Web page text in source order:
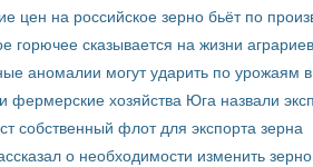
цен на российское зерно бьёт по
горючее сказывается на жизни аграриев
аномалии могут ударить по урожаям
фермерские хозяйства Юга назвали
собственный флот для экспорта зерна
о необходимости изменить